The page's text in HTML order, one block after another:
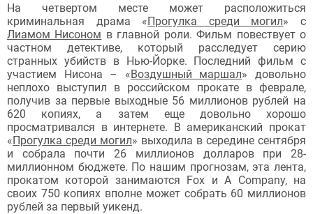
На четвертом месте может расположиться
криминальная драма «Прогулка среди могил» с
Лиамом Нисоном в главной роли. Фильм повествует о
частном детективе, который расследует серию
странных убийств в Нью-Йорке. Последний фильм с
участием Нисона – «Воздушный маршал» довольно
неплохо выступил в российском прокате в феврале,
получив за первые выходные 56 миллионов рублей на
620 копиях, а затем еще довольно хорошо
просматривался в интернете. В американский прокат
«Прогулка среди могил» выходила в середине сентября
и собрала почти 26 миллионов долларов при 28-
миллионном бюджете. По нашим прогнозам, эта лента,
прокатом которой занимаются Fox и A Company, на
своих 750 копиях вполне может собрать 60 миллионов
рублей за первый уикенд.